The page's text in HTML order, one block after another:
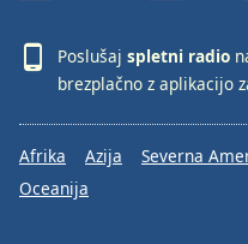
Poslušaj spletni radio
brezplačno z aplikacijo
Afrika Azija Severna
Oceanija